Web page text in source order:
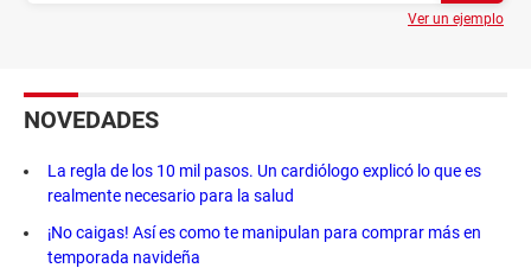
Ver un ejemplo
NOVEDADES
La regla de los 10 mil pasos. Un cardiólogo explicó lo que es
realmente necesario para la salud
¡No caigas! Así es como te manipulan para comprar más en
temporada navideña